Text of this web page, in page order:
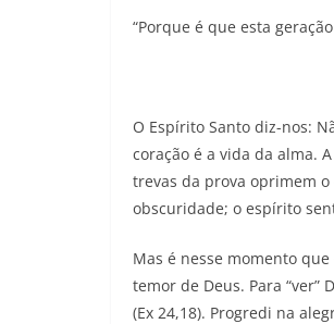
“Porque é que esta
O Espírito Santo diz-nos:
coração é a vida da alma.
trevas da prova oprimem o
obscuridade; o espírito
Mas é nesse momento
temor de Deus. Para “ver”
(Ex 24,18). Progredi na